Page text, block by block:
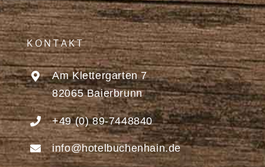
KONTAKT
Am Klettergarten 7
82065 Baierbrunn
+49 (0) 89-7448840
info@hotelbuchenhain.de